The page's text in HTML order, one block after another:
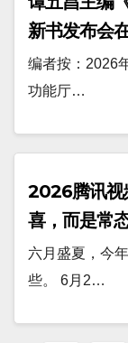
新书发布会
编者按：2026
功能厅…
2026腾讯视
喜，而是常
六月盛夏，今
些。 6月2…